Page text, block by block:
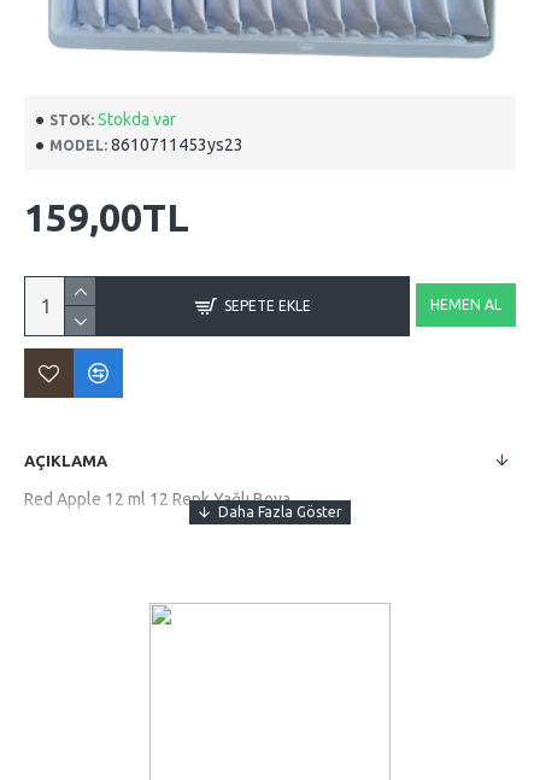
STOK: Stokda var
MODEL: 8610711453ys23
159,00TL
SEPETE EKLE HEMEN AL
AÇIKLAMA
Red Apple 12 ml 12 Renk Yağlı Boya.